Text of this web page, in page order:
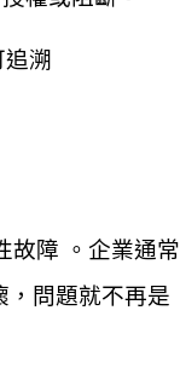
溯
故障 。企業通常
，問題就不再是